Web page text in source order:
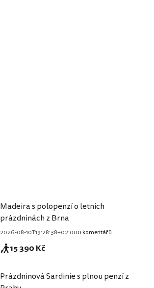
Madeira s polopenzí o letních
prázdninách z Brna
2026-08-10T19:28:38+02:000 komentářů
15 390 Kč
Prázdninová Sardinie s plnou penzí z